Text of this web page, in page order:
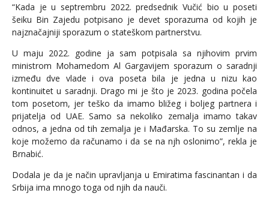
“Kada je u septrembru 2022. predsednik Vučić bio u poseti
šeiku Bin Zajedu potpisano je devet sporazuma od kojih je
najznačajniji sporazum o stateškom partnerstvu.
U maju 2022. godine ja sam potpisala sa njihovim prvim
ministrom Mohamedom Al Gargavijem sporazum o saradnji
između dve vlade i ova poseta bila je jedna u nizu kao
kontinuitet u saradnji. Drago mi je što je 2023. godina počela
tom posetom, jer teško da imamo bližeg i boljeg partnera i
prijatelja od UAE. Samo sa nekoliko zemalja imamo takav
odnos, a jedna od tih zemalja je i Mađarska. To su zemlje na
koje možemo da računamo i da se na njh oslonimo”, rekla je
Brnabić.
Dodala je da je način upravljanja u Emiratima fascinantan i da
Srbija ima mnogo toga od njih da nauči.